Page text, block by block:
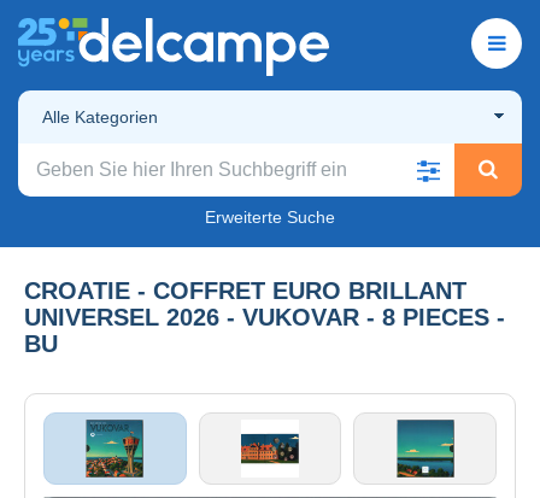
Alle Kategorien
Erweiterte Suche
CROATIE - COFFRET EURO BRILLANT
UNIVERSEL 2026 - VUKOVAR - 8 PIECES -
BU